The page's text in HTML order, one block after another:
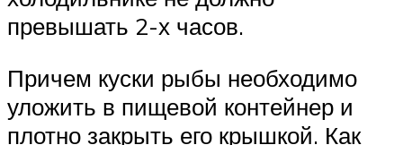
превышать 2-х часов.
Причем куски рыбы необходимо
уложить в пищевой контейнер и
плотно закрыть его крышкой. Как